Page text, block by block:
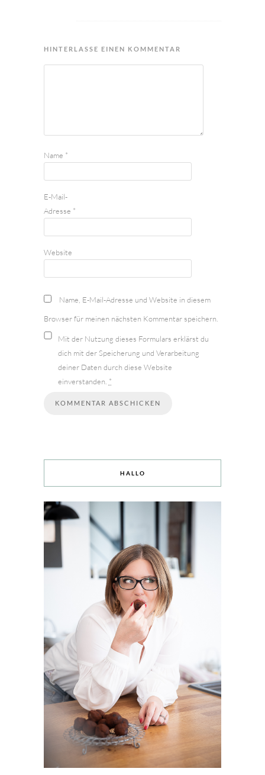
HINTERLASSE EINEN KOMMENTAR
Name *
E-Mail-
Adresse *
Website
Name, E-Mail-Adresse und Website in diesem
Browser für meinen nächsten Kommentar speichern.
Mit der Nutzung dieses Formulars erklärst du
dich mit der Speicherung und Verarbeitung
deiner Daten durch diese Website
einverstanden. *
HALLO